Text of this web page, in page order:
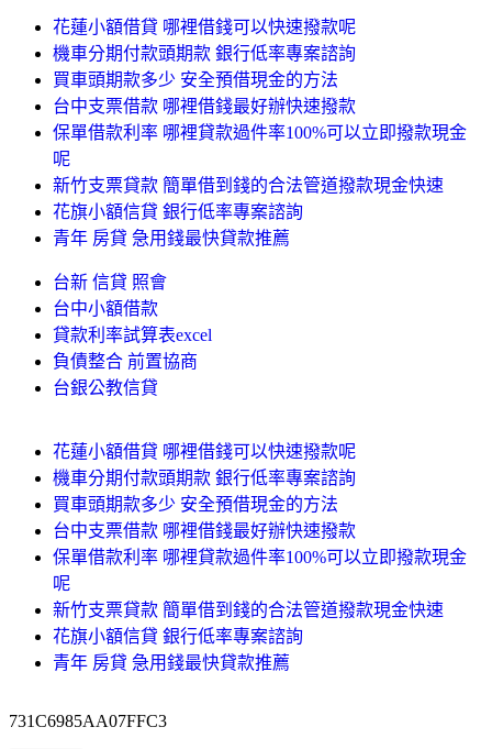
花蓮小額借貸 哪裡借錢可以快速撥款呢
機車分期付款頭期款 銀行低率專案諮詢
買車頭期款多少 安全預借現金的方法
台中支票借款 哪裡借錢最好辦快速撥款
保單借款利率 哪裡貸款過件率100%可以立即撥款現金
呢
新竹支票貸款 簡單借到錢的合法管道撥款現金快速
花旗小額信貸 銀行低率專案諮詢
青年 房貸 急用錢最快貸款推薦
台新 信貸 照會
台中小額借款
貸款利率試算表excel
負債整合 前置協商
台銀公教信貸
花蓮小額借貸 哪裡借錢可以快速撥款呢
機車分期付款頭期款 銀行低率專案諮詢
買車頭期款多少 安全預借現金的方法
台中支票借款 哪裡借錢最好辦快速撥款
保單借款利率 哪裡貸款過件率100%可以立即撥款現金
呢
新竹支票貸款 簡單借到錢的合法管道撥款現金快速
花旗小額信貸 銀行低率專案諮詢
青年 房貸 急用錢最快貸款推薦
731C6985AA07FFC3